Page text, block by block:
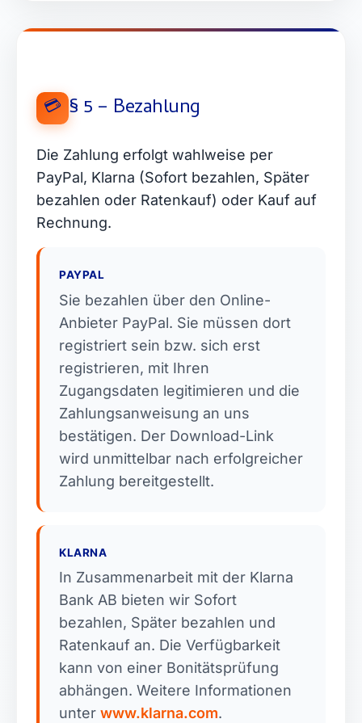
💳 § 5 – Bezahlung
Die Zahlung erfolgt wahlweise per
PayPal, Klarna (Sofort bezahlen, Später
bezahlen oder Ratenkauf) oder Kauf auf
Rechnung.
PAYPAL
Sie bezahlen über den Online-
Anbieter PayPal. Sie müssen dort
registriert sein bzw. sich erst
registrieren, mit Ihren
Zugangsdaten legitimieren und die
Zahlungsanweisung an uns
bestätigen. Der Download-Link
wird unmittelbar nach erfolgreicher
Zahlung bereitgestellt.
KLARNA
In Zusammenarbeit mit der Klarna
Bank AB bieten wir Sofort
bezahlen, Später bezahlen und
Ratenkauf an. Die Verfügbarkeit
kann von einer Bonitätsprüfung
abhängen. Weitere Informationen
unter www.klarna.com.